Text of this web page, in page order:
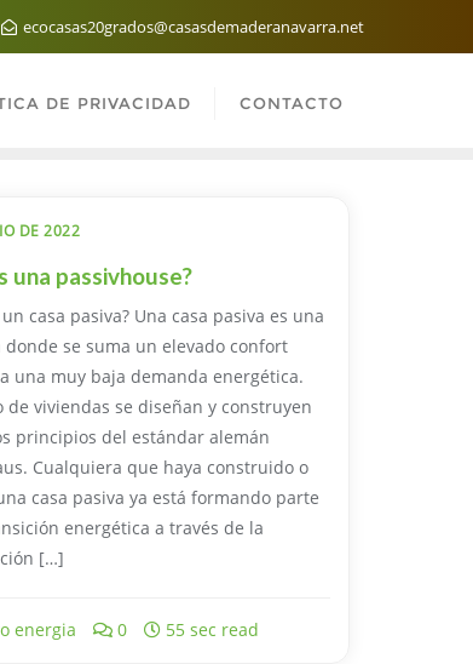
ecocasas20grados@casasdemaderanavarra.net
DE PRIVACIDAD CONTACTO
DE 2022
una passivhouse?
casa pasiva? Una casa pasiva es una
donde se suma un elevado confort
una muy baja demanda energética.
de viviendas se diseñan y construyen
principios del estándar alemán
Cualquiera que haya construido o
casa pasiva ya está formando parte
energética a través de la
[…]
energia 0 55 sec read